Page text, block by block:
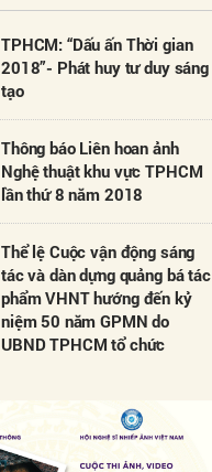
TPHCM: “Dấu ấn Thời gian
2018”- Phát huy tư duy sáng
tạo
Thông báo Liên hoan ảnh
Nghệ thuật khu vực TPHCM
lần thứ 8 năm 2018
Thể lệ Cuộc vận động sáng
tác và dàn dựng quảng bá tác
phẩm VHNT hướng đến kỷ
niệm 50 năm GPMN do
UBND TPHCM tổ chức